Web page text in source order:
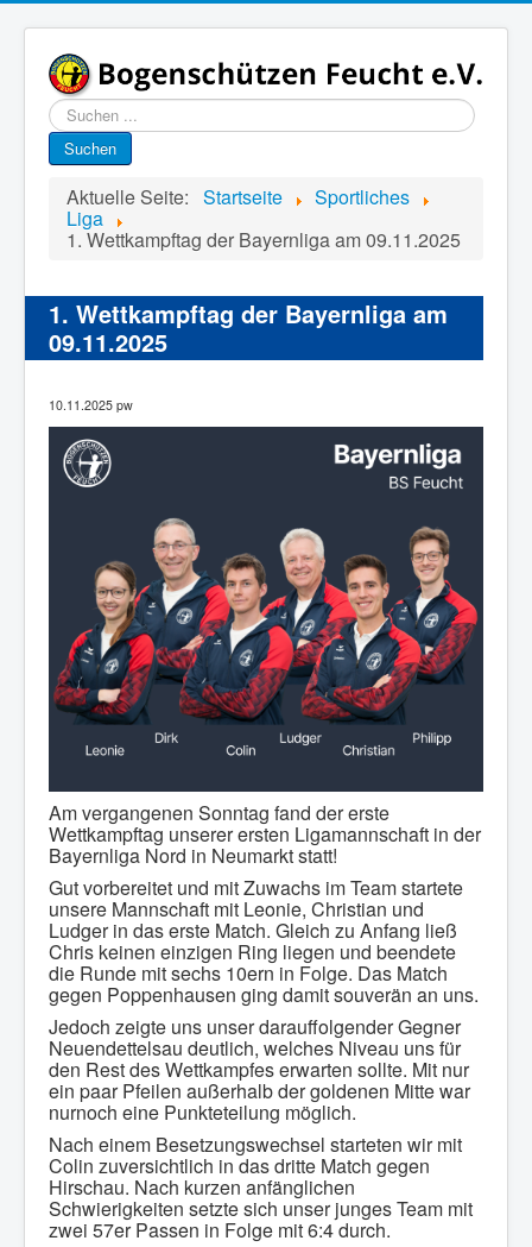
Suchen
...
Suchen
Aktuelle Seite: Startseite Sportliches
Liga
1. Wettkampftag der Bayernliga am 09.11.2025
1. Wettkampftag der Bayernliga am
09.11.2025
10.11.2025 pw
Am vergangenen Sonntag fand der erste
Wettkampftag unserer ersten Ligamannschaft in der
Bayernliga Nord in Neumarkt statt!
Gut vorbereitet und mit Zuwachs im Team startete
unsere Mannschaft mit Leonie, Christian und
Ludger in das erste Match. Gleich zu Anfang ließ
Chris keinen einzigen Ring liegen und beendete
die Runde mit sechs 10ern in Folge. Das Match
gegen Poppenhausen ging damit souverän an uns.
Jedoch zeigte uns unser darauffolgender Gegner
Neuendettelsau deutlich, welches Niveau uns für
den Rest des Wettkampfes erwarten sollte. Mit nur
ein paar Pfeilen außerhalb der goldenen Mitte war
nurnoch eine Punkteteilung möglich.
Nach einem Besetzungswechsel starteten wir mit
Colin zuversichtlich in das dritte Match gegen
Hirschau. Nach kurzen anfänglichen
Schwierigkeiten setzte sich unser junges Team mit
zwei 57er Passen in Folge mit 6:4 durch.